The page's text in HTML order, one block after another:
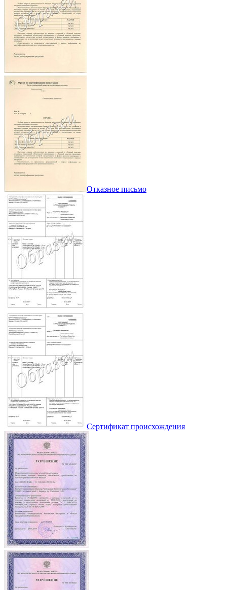
Отказное письмо
Сертификат происхождения